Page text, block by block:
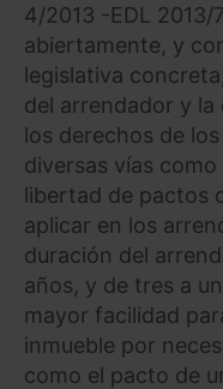
4/2013 -EDL 2013/
abiertamente, y
legislativa
del arrendador y
los derechos de
diversas vías
libertad de pactos
aplicar en los
duración del
años, y de tres a
mayor facilidad
inmueble por
como el pacto de